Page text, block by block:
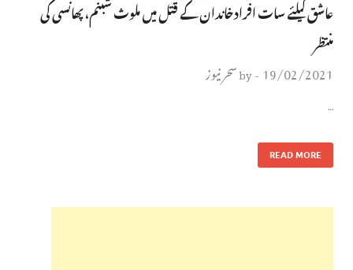
عاشق کیلئے سات افرادخاندان کے قتل میں ملوث شبنم، پھانسی کی
منتظر
19/02/2021
-
byسحر نیوز
…
READ MORE